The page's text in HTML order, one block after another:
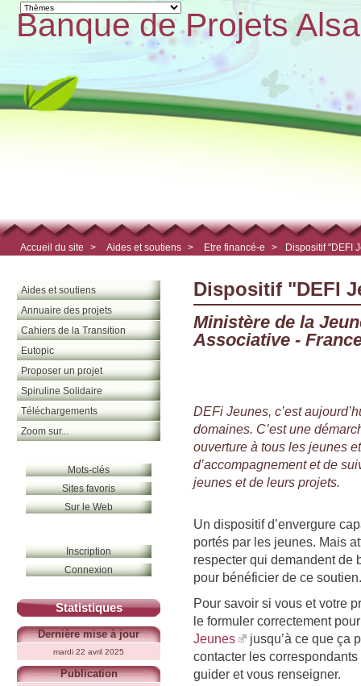
Banque de Projets
Accueil du site > Aides et soutiens > Etre financé-e > Dispositif "DEFI
Dispositif "DEFI
Ministère de la
Associative -
DEFi Jeunes, c’est
domaines. C’est une
ouverture à tous les jeunes
d’accompagnement et de
jeunes et de leurs projets.
Un dispositif d’envergure
portés par les jeunes. Mais
respecter qui demandent de
pour bénéficier de ce soutien.
Pour savoir si vous et votre
le formuler correctement
Jeunes
jusqu’à ce que ça
contacter les
guider et vous renseigner.
Aides et soutiens
Annuaire des projets
Cahiers de la Transition
Eutopic
Proposer un projet
Spiruline Solidaire
Téléchargements
Zoom sur...
Mots-clés
Sites favoris
Sur le Web
Inscription
Connexion
Statistiques
Dernière mise à jour
mardi 22 avril 2025
Publication